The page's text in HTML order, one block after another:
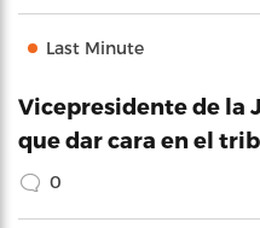
Last Minute
Vicepresidente de la
que dar cara en el
0